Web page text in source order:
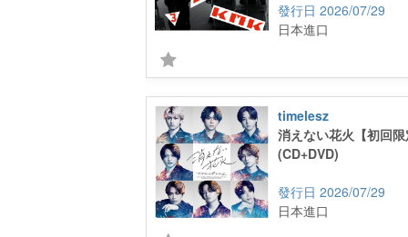
2026/07/29
日本進口
timelesz
消えない花火【初回
(CD+DVD)
2026/07/29
日本進口